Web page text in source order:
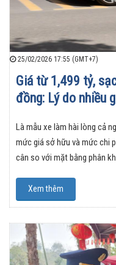
25/02/2026 17:55 (GMT+7)
Giá từ 1,499 tỷ,
đồng: Lý do nhiều
Là mẫu xe làm hài lòng cả
mức giá sở hữu và mức chi
cân so với mặt bằng phân
Xem thêm